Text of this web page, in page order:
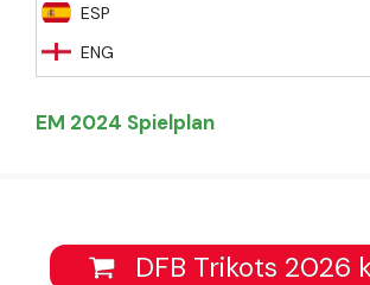
ESP
ENG
EM 2024 Spielplan
DFB Trikots 2026